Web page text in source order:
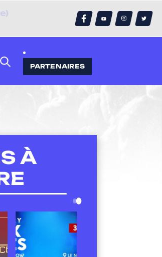
PARTENAIRES
À